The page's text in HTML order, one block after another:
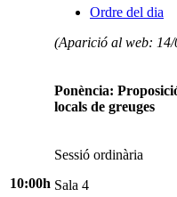
Ordre del dia
(Aparició al web: 14/
10:00h
Ponència:
locals de greuges
Sessió ordinària
Sala 4